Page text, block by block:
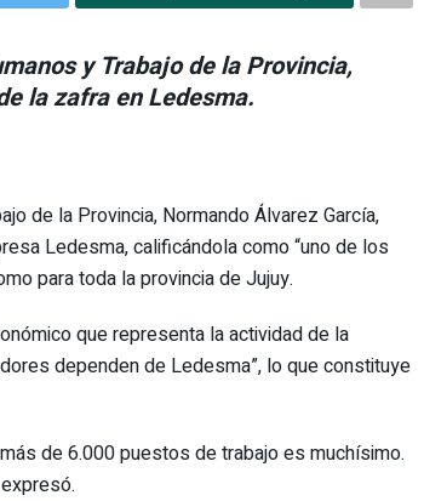
y Trabajo de la Provincia,
la zafra en Ledesma.
de la Provincia, Normando Álvarez García,
Ledesma, calificándola como “uno de los
para toda la provincia de Jujuy.
que representa la actividad de la
dependen de Ledesma”, lo que constituye
de 6.000 puestos de trabajo es muchísimo.